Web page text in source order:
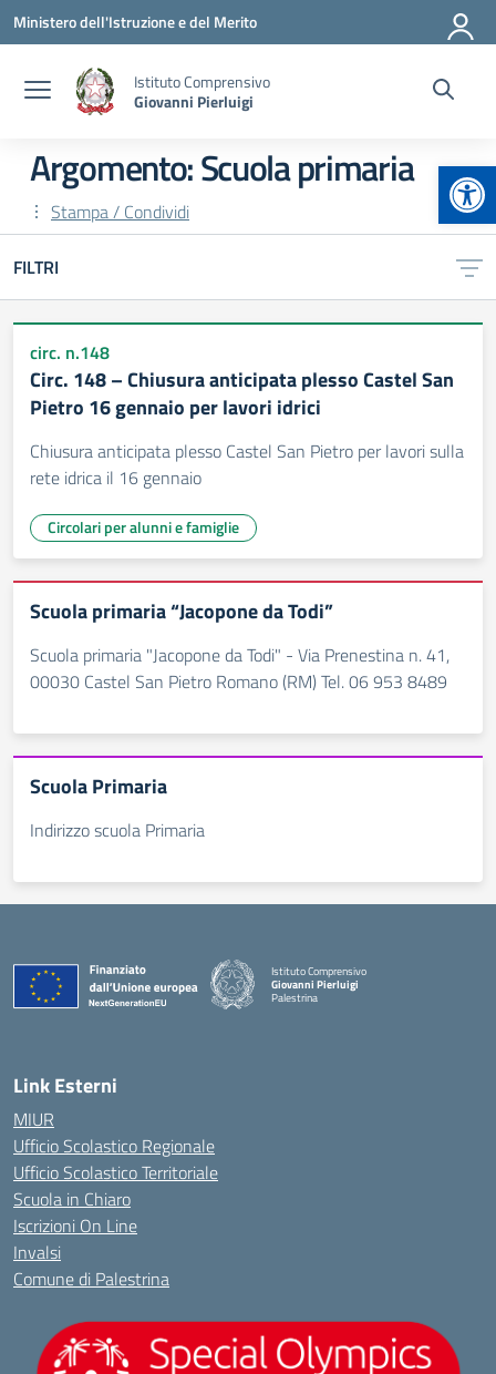
Vai ai contenuti
Vai al menu di navigazione
Vai al footer
Ministero dell'Istruzione e del Merito
Istituto Comprensivo
Giovanni Pierluigi
Argomento: Scuola primaria
Stampa / Condividi
FILTRI
circ. n.148
Circ. 148 – Chiusura anticipata plesso Castel San
Pietro 16 gennaio per lavori idrici
Chiusura anticipata plesso Castel San Pietro per lavori sulla
rete idrica il 16 gennaio
Circolari per alunni e famiglie
Scuola primaria “Jacopone da Todi”
Scuola primaria "Jacopone da Todi" - Via Prenestina n. 41,
00030 Castel San Pietro Romano (RM) Tel. 06 953 8489
Scuola Primaria
Indirizzo scuola Primaria
Istituto Comprensivo
Giovanni Pierluigi
Palestrina
Link Esterni
MIUR
Ufficio Scolastico Regionale
Ufficio Scolastico Territoriale
Scuola in Chiaro
Iscrizioni On Line
Invalsi
Comune di Palestrina